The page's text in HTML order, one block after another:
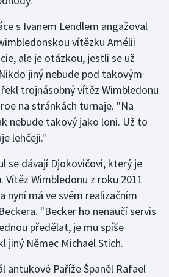
s Ivanem Lendlem angažoval
vítězku Amélii
ale je otázkou, jestli se už
jiný nebude pod takovým
trojnásobný vítěz Wimbledonu
na stránkách turnaje. "Na
nebude takový jako loni. Už to
lehčeji."
se dávají Djokovičovi, který je
Wimbledonu z roku 2011
nyní má ve svém realizačním
"Becker ho nenaučí servis
předělat, je mu spíše
jiný Němec Michael Stich.
antukové Paříže Španěl Rafael